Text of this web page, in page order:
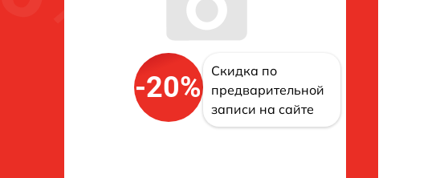
-20%
Скидка по
предварительной
записи на сайте